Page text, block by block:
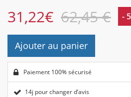
31,22€ 62,45 € -
Ajouter au panier
Paiement 100% sécurisé
14j pour changer d’avis